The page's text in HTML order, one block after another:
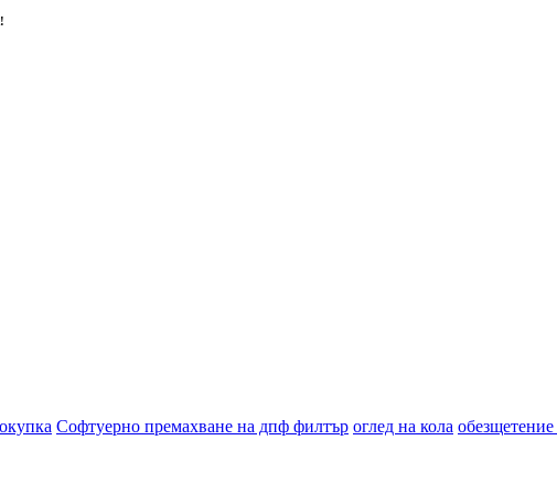
Софтуерно премахване на дпф филтър оглед на кола